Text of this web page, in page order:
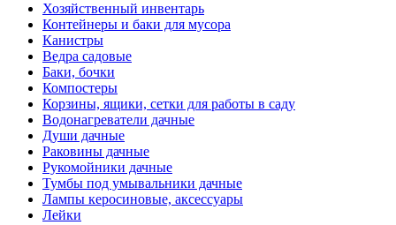
Хозяйственный инвентарь
Контейнеры и баки для мусора
Канистры
Ведра садовые
Баки, бочки
Компостеры
Корзины, ящики, сетки для работы в саду
Водонагреватели дачные
Души дачные
Раковины дачные
Рукомойники дачные
Тумбы под умывальники дачные
Лампы керосиновые, аксессуары
Лейки